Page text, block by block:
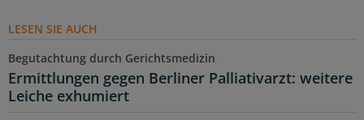
LESEN SIE AUCH
Begutachtung durch Gerichtsmedizin
Ermittlungen gegen Berliner Palliativarzt: weitere
Leiche exhumiert